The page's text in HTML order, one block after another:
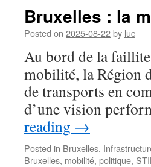
Bruxelles : la
Posted on 2025-08-22by luc
Au bord de la
mobilité, la Région
de transports en
d’une vision
reading →
Posted in Bruxelles,
Bruxelles, mobilité, politique,